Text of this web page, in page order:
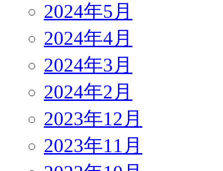
2024年5月
2024年4月
2024年3月
2024年2月
2023年12月
2023年11月